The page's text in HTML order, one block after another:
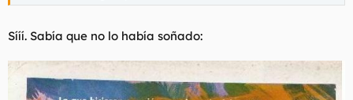
Sííí. Sabía que no lo había soñado: